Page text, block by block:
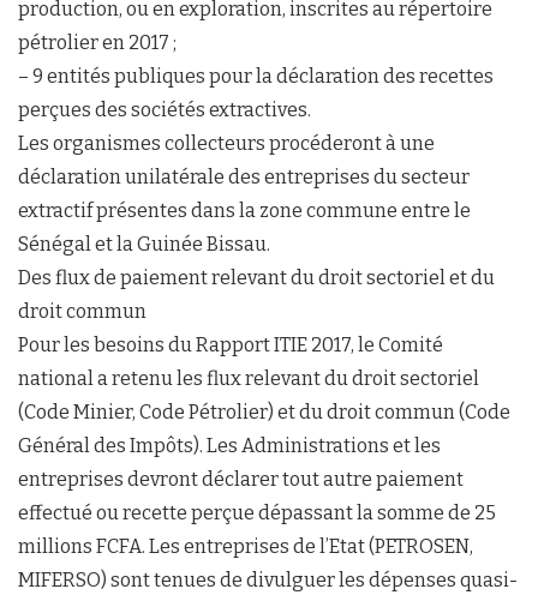
production, ou en exploration, inscrites au répertoire
pétrolier en 2017 ;
– 9 entités publiques pour la déclaration des recettes
perçues des sociétés extractives.
Les organismes collecteurs procéderont à une
déclaration unilatérale des entreprises du secteur
extractif présentes dans la zone commune entre le
Sénégal et la Guinée Bissau.
Des flux de paiement relevant du droit sectoriel et du
droit commun
Pour les besoins du Rapport ITIE 2017, le Comité
national a retenu les flux relevant du droit sectoriel
(Code Minier, Code Pétrolier) et du droit commun (Code
Général des Impôts). Les Administrations et les
entreprises devront déclarer tout autre paiement
effectué ou recette perçue dépassant la somme de 25
millions FCFA. Les entreprises de l’Etat (PETROSEN,
MIFERSO) sont tenues de divulguer les dépenses quasi-